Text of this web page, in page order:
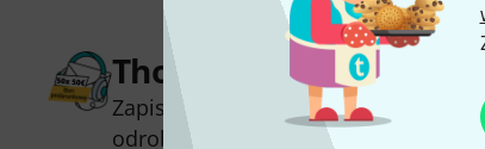
Thomann Newsletter
Zapisz się do Thomann Newsletter
odrobinie szczęścia możesz wygrać